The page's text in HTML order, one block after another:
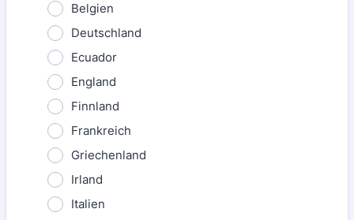
Belgien
Deutschland
Ecuador
England
Finnland
Frankreich
Griechenland
Irland
Italien